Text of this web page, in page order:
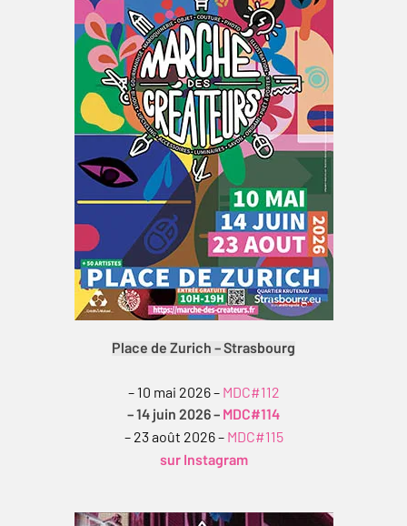
Place de Zurich – Strasbourg
– 10 mai 2026 – MDC#112
– 14 juin 2026 – MDC#114
– 23 août 2026 – MDC#115
sur Instagram